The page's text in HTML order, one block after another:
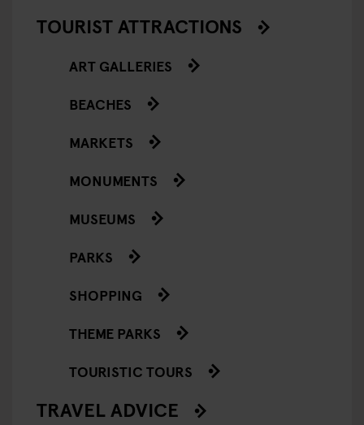
TOURIST ATTRACTIONS
ART GALLERIES
BEACHES
MARKETS
MONUMENTS
MUSEUMS
PARKS
SHOPPING
THEME PARKS
TOURISTIC TOURS
TRAVEL ADVICE